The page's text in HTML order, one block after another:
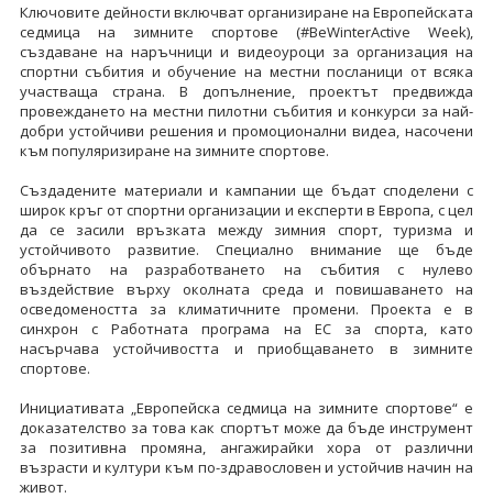
Ключовите дейности включват организиране на Европейската
седмица на зимните спортове (#BeWinterActive Week),
създаване на наръчници и видеоуроци за организация на
спортни събития и обучение на местни посланици от всяка
участваща страна. В допълнение, проектът предвижда
провеждането на местни пилотни събития и конкурси за най-
добри устойчиви решения и промоционални видеа, насочени
към популяризиране на зимните спортове.
Създадените материали и кампании ще бъдат споделени с
широк кръг от спортни организации и експерти в Европа, с цел
да се засили връзката между зимния спорт, туризма и
устойчивото развитие. Специално внимание ще бъде
обърнато на разработването на събития с нулево
въздействие върху околната среда и повишаването на
осведомеността за климатичните промени. Проекта е в
синхрон с Работната програма на ЕС за спорта, като
насърчава устойчивостта и приобщаването в зимните
спортове.
Инициативата „Европейска седмица на зимните спортове“ е
доказателство за това как спортът може да бъде инструмент
за позитивна промяна, ангажирайки хора от различни
възрасти и култури към по-здравословен и устойчив начин на
живот.